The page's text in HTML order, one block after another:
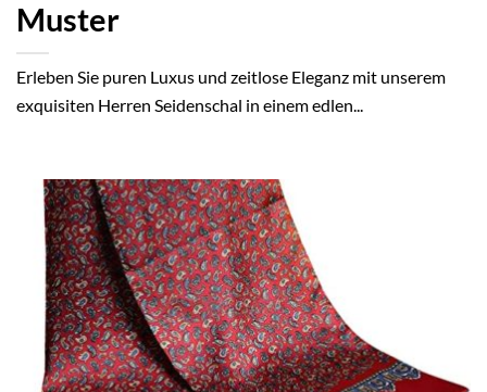
Muster
Erleben Sie puren Luxus und zeitlose Eleganz mit unserem
exquisiten Herren Seidenschal in einem edlen...